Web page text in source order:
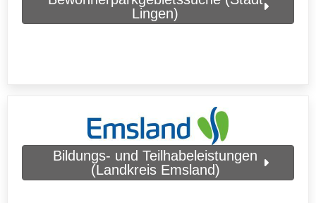
Lingen)
Bildungs- und Teilhabeleistungen
(Landkreis Emsland)